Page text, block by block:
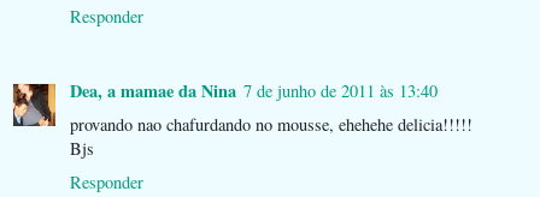
Responder
Dea, a mamae da Nina 7 de junho de 2011 às 13:40
provando nao chafurdando no mousse, ehehehe delicia!!!!!
Bjs
Responder